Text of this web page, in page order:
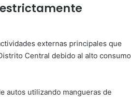
externas principales que
Central debido al alto consumo
autos utilizando mangueras de